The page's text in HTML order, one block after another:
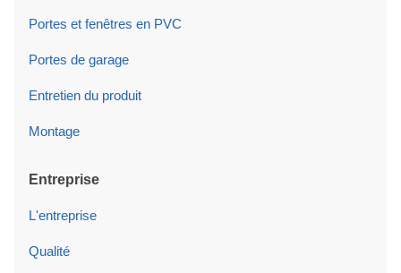
Portes et fenêtres en PVC
Portes de garage
Entretien du produit
Montage
Entreprise
L'entreprise
Qualité